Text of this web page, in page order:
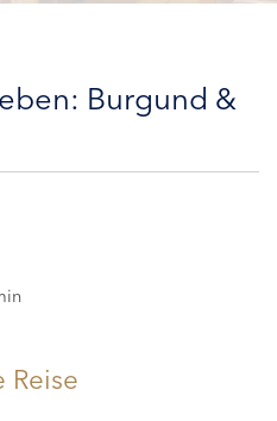
Burgund &
Reise